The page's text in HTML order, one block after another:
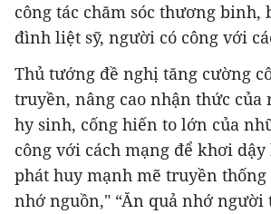
công tác chăm sóc thương binh,
đình liệt sỹ, người có công với
Thủ tướng đề nghị tăng cường
truyền, nâng cao nhận thức của
hy sinh, cống hiến to lớn của
công với cách mạng để khơi
phát huy mạnh mẽ truyền thống
nhớ nguồn," “Ăn quả nhớ người